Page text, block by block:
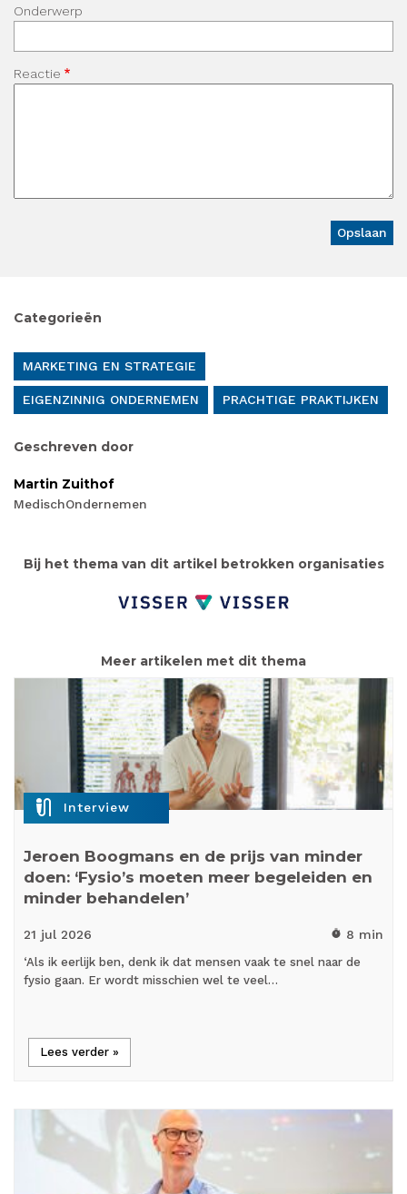
Onderwerp
Reactie
Categorieën
MARKETING EN STRATEGIE
EIGENZINNIG ONDERNEMEN PRACHTIGE PRAKTIJKEN
Geschreven door
Martin Zuithof
MedischOndernemen
Bij het thema van dit artikel betrokken organisaties
Meer artikelen met dit thema
mic_external_on Interview
Jeroen Boogmans en de prijs van minder
doen: ‘Fysio’s moeten meer begeleiden en
minder behandelen’
21 jul 2026 timer 8 min
‘Als ik eerlijk ben, denk ik dat mensen vaak te snel naar de
fysio gaan. Er wordt misschien wel te veel…
Lees verder »